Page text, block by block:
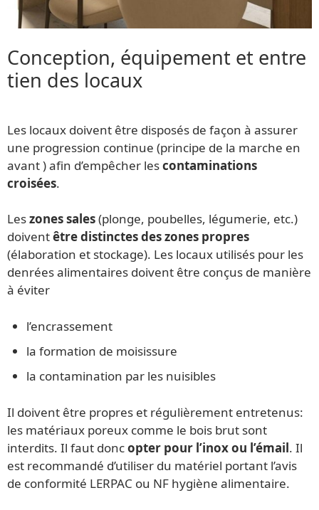
Conception, équipement et entre
tien des locaux
Les locaux doivent être disposés de façon à assurer
une progression continue (principe de la marche en
avant ) afin d’empêcher lescontaminations
croisées.
Leszones sales(plonge, poubelles, légumerie, etc.)
doiventêtre distinctes des zones propres
(élaboration et stockage). Les locaux utilisés pour les
denrées alimentaires doivent être conçus de manière
à éviter
l’encrassement
la formation de moisissure
la contamination par les nuisibles
Il doivent être propres et régulièrement entretenus:
les matériaux poreux comme le bois brut sont
interdits. Il faut doncopter pour l’inox ou l’émail. Il
est recommandé d’utiliser du matériel portant l’avis
de conformité LERPAC ou NF hygiène alimentaire.